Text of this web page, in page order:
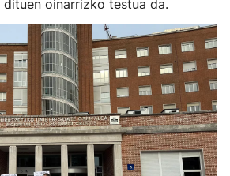
oinarrizko testua da.